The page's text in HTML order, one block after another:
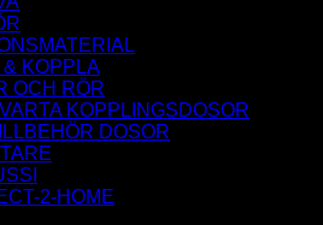
& KOPPLA
OCH RÖR
KOPPLINGSDOSOR
DOSOR
2-HOME